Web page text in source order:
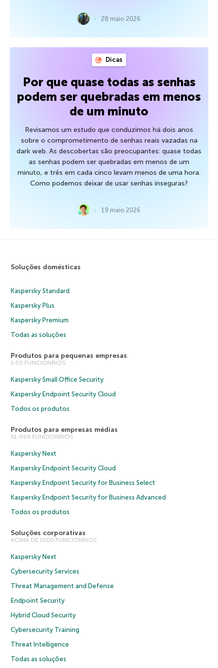
28 maio 2026
Dicas
Por que quase todas as senhas
podem ser quebradas em menos
de um minuto
Revisamos um estudo que conduzimos há dois anos
sobre o comprometimento de senhas reais vazadas na
dark web. As descobertas são preocupantes: quase todas
as senhas podem ser quebradas em menos de um
minuto, e três em cada cinco levam menos de uma hora.
Como podemos deixar de usar senhas inseguras?
19 maio 2026
Soluções domésticas
Kaspersky Standard
Kaspersky Plus
Kaspersky Premium
Todas as soluções
Produtos para pequenas empresas
1-50 FUNCIONRIOS
Kaspersky Small Office Security
Kaspersky Endpoint Security Cloud
Todos os produtos
Produtos para empresas médias
51-999 FUNCIONRIOS
Kaspersky Next
Kaspersky Endpoint Security Cloud
Kaspersky Endpoint Security for Business Select
Kaspersky Endpoint Security for Business Advanced
Todos os produtos
Soluções corporativas
ACIMA DE 1000 FUNCIONRIOS
Kaspersky Next
Cybersecurity Services
Threat Management and Defense
Endpoint Security
Hybrid Cloud Security
Cybersecurity Training
Threat Intelligence
Todas as soluções